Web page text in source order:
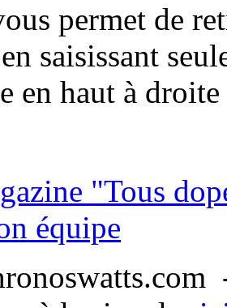
permet de
saisissant
en haut à
"Tous
équipe